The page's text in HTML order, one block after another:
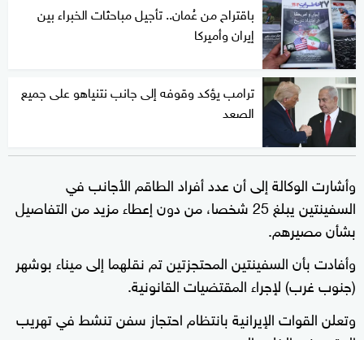
باقتراح من عُمان.. تأجيل مباحثات الخبراء بين
إيران وأميركا
ترامب يؤكد وقوفه إلى جانب نتنياهو على جميع
الصعد
وأشارت الوكالة إلى أن عدد أفراد الطاقم الأجانب في
السفينتين يبلغ 25 شخصا، من دون إعطاء مزيد من التفاصيل
بشأن مصيرهم.
وأفادت بأن السفينتين المحتجزتين تم نقلهما إلى ميناء بوشهر
(جنوب غرب) لإجراء المقتضيات القانونية.
وتعلن القوات الإيرانية بانتظام احتجاز سفن تنشط في تهريب